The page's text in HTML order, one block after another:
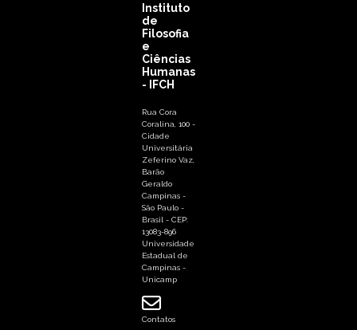
Instituto
de
Filosofia
e
Ciências
Humanas
- IFCH
Rua Cora
Coralina, 100 -
Cidade
Universitária
Zeferino Vaz,
Barão
Geraldo
Campinas -
São Paulo -
Brasil - CEP:
13083-896
Universidade
Estadual de
Campinas -
Unicamp
Contatos